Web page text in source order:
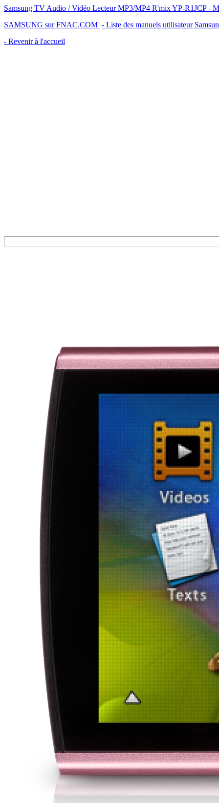
Samsung TV Audio / Vidéo Lecteur MP3/MP4 R'mix YP-R1JCP -
SAMSUNG sur FNAC.COM - Liste des manuels utilisateur
- Revenir à l'accueil